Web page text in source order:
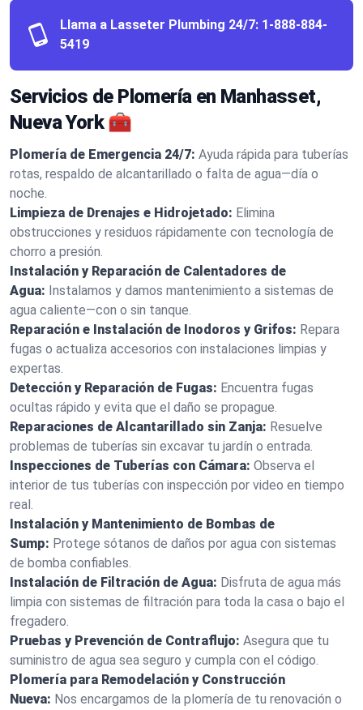
Llama a Lasseter Plumbing 24/7: 1-888-884-
5419
Servicios de Plomería en Manhasset,
Nueva York 🧰
Plomería de Emergencia 24/7: Ayuda rápida para tuberías
rotas, respaldo de alcantarillado o falta de agua—día o
noche.
Limpieza de Drenajes e Hidrojetado: Elimina
obstrucciones y residuos rápidamente con tecnología de
chorro a presión.
Instalación y Reparación de Calentadores de
Agua: Instalamos y damos mantenimiento a sistemas de
agua caliente—con o sin tanque.
Reparación e Instalación de Inodoros y Grifos: Repara
fugas o actualiza accesorios con instalaciones limpias y
expertas.
Detección y Reparación de Fugas: Encuentra fugas
ocultas rápido y evita que el daño se propague.
Reparaciones de Alcantarillado sin Zanja: Resuelve
problemas de tuberías sin excavar tu jardín o entrada.
Inspecciones de Tuberías con Cámara: Observa el
interior de tus tuberías con inspección por video en tiempo
real.
Instalación y Mantenimiento de Bombas de
Sump: Protege sótanos de daños por agua con sistemas
de bomba confiables.
Instalación de Filtración de Agua: Disfruta de agua más
limpia con sistemas de filtración para toda la casa o bajo el
fregadero.
Pruebas y Prevención de Contraflujo: Asegura que tu
suministro de agua sea seguro y cumpla con el código.
Plomería para Remodelación y Construcción
Nueva: Nos encargamos de la plomería de tu renovación o